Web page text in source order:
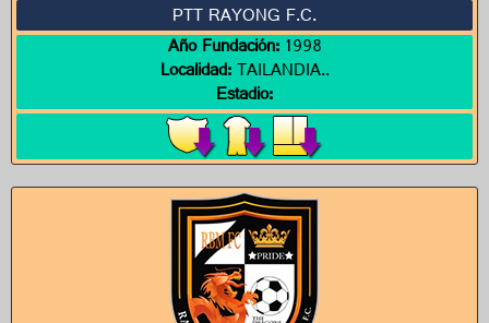
PTT RAYONG F.C.
Año Fundación:1998
Localidad:TAILANDIA..
Estadio: